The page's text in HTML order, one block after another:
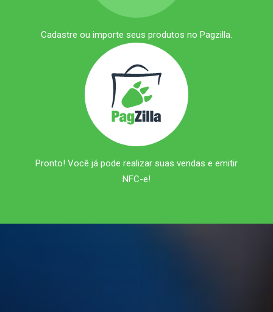
Cadastre ou importe seus produtos no Pagzilla.
Pronto! Você já pode realizar suas vendas e emitir
NFC-e!